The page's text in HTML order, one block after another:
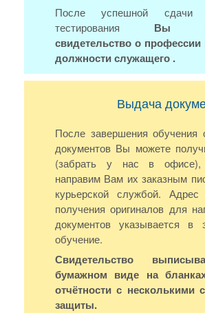
После успешной сдачи
тестирования Вы
свидетельство о профессии
должности служащего .
Выдача
После завершения обучения
документов Вы можете
(забрать у нас в
направим Вам их заказным
курьерской службой.
получения оригиналов для
документов указывается в
обучение.
Свидетельство
бумажном виде на
отчётности с несколькими
защиты.